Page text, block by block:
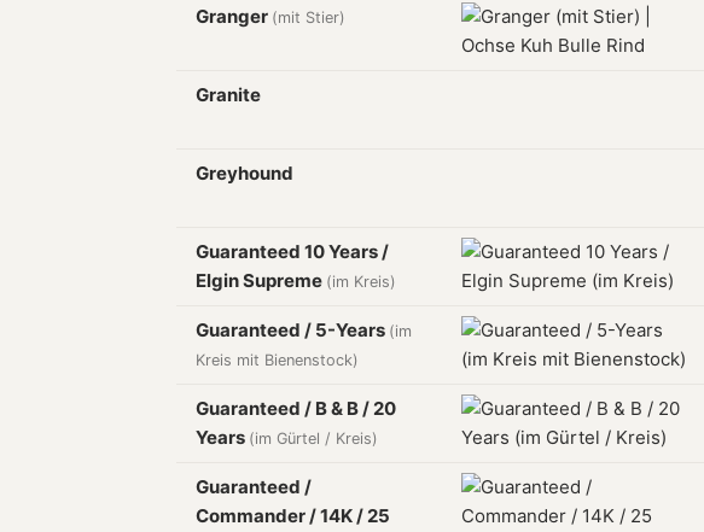
Granger (mit Stier)
Granite
Greyhound
Guaranteed 10 Years /
Elgin Supreme (im Kreis)
Guaranteed / 5-Years (im
Kreis mit Bienenstock)
Guaranteed / B & B / 20
Years (im Gürtel / Kreis)
Guaranteed /
Commander / 14K / 25